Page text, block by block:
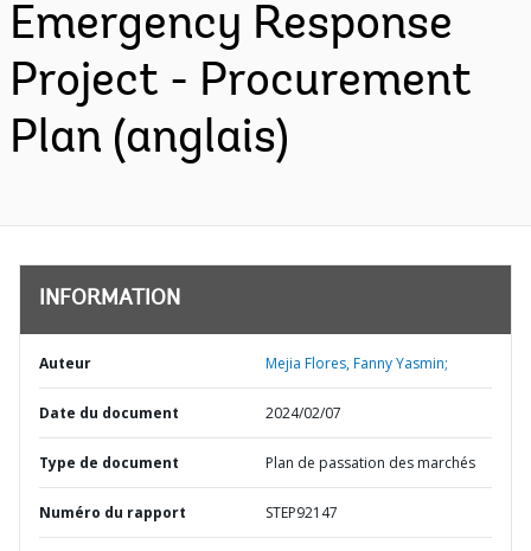
Emergency Response
Project - Procurement
Plan (anglais)
INFORMATION
Auteur Mejia Flores, Fanny Yasmin;
Date du document 2024/02/07
Type de document Plan de passation des marchés
Numéro du rapport STEP92147